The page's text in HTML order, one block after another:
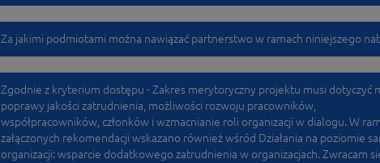
Za jakimi podmiotami można nawiązać partnerstwo w ramach niniejszego
Zgodnie z kryterium dostępu - Zakres merytoryczny projektu musi dotyczyć
poprawy jakości zatrudnienia, możliwości rozwoju pracowników,
współpracowników, członków i wzmacnianie roli organizacji w dialogu. W
załączonych rekomendacji wskazano również wśród Działania na poziomie
organizacji: wsparcie dodatkowego zatrudnienia w organizacjach. Zwracam